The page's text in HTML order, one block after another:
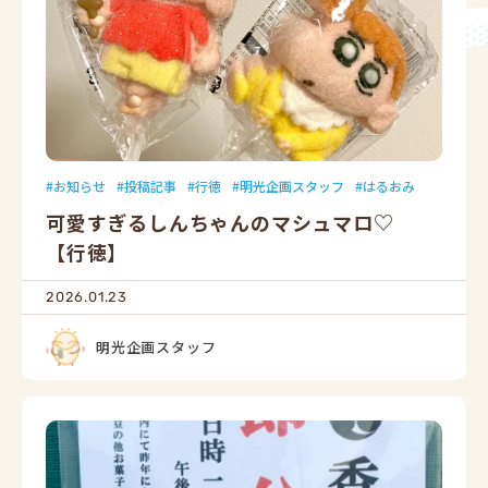
お知らせ 投稿記事 行徳 明光企画スタッフ はるおみ
可愛すぎるしんちゃんのマシュマロ♡
【行徳】
2026.01.23
明光企画スタッフ